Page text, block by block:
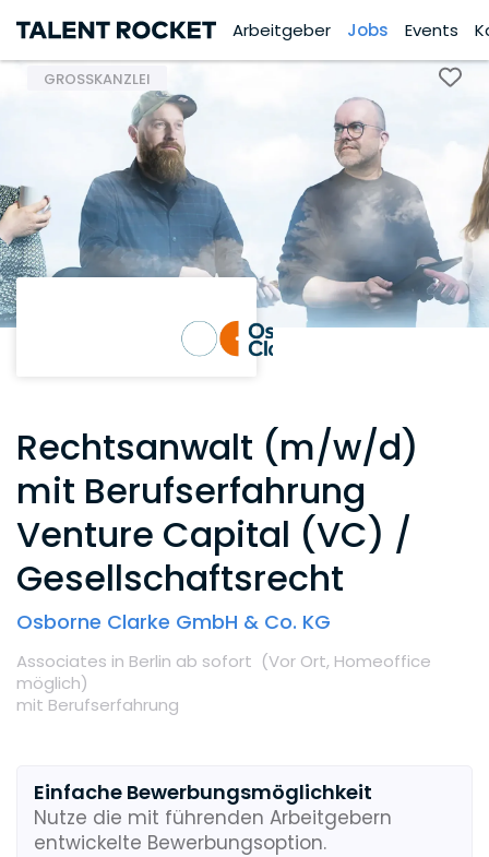
Arbeitgeber Jobs Events
GROSSKANZLEI
Rechtsanwalt (m/w/d)
mit Berufserfahrung
Venture Capital (VC) /
Gesellschaftsrecht
Osborne Clarke GmbH & Co. KG
Associates in Berlin ab sofort (Vor Ort, Homeoffice
möglich)
mit Berufserfahrung
Einfache Bewerbungsmöglichkeit
Nutze die mit führenden Arbeitgebern
entwickelte Bewerbungsoption.